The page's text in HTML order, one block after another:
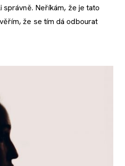
správně. Neříkám, že je tato
že se tím dá odbourat